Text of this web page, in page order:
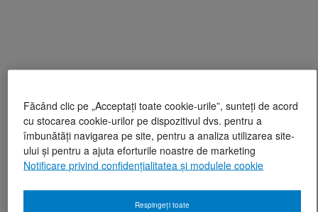
Făcând clic pe „Acceptați toate cookie-urile”, sunteți de acord
cu stocarea cookie-urilor pe dispozitivul dvs. pentru a
îmbunătăți navigarea pe site, pentru a analiza utilizarea site-
ului și pentru a ajuta eforturile noastre de marketing
Notificare privind confidențialitatea și modulele cookie
Respingeți toate